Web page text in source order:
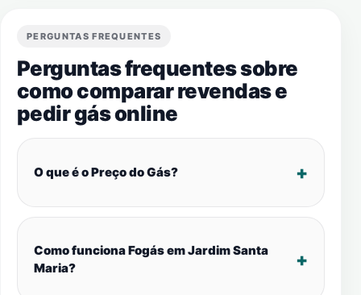
PERGUNTAS FREQUENTES
Perguntas frequentes sobre
como comparar revendas e
pedir gás online
O que é o Preço do Gás?
Como funciona Fogás em Jardim Santa
Maria?